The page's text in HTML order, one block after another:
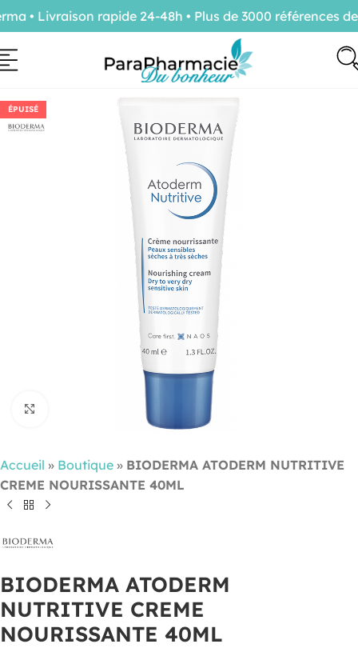
ÉPUISÉ
Cliquez pour agrandir
Accueil » Boutique » BIODERMA ATODERM NUTRITIVE
CREME NOURISSANTE 40ML
BIODERMA ATODERM
NUTRITIVE CREME
NOURISSANTE 40ML
• Livraison rapide 24-48h • Plus de 3000 références de